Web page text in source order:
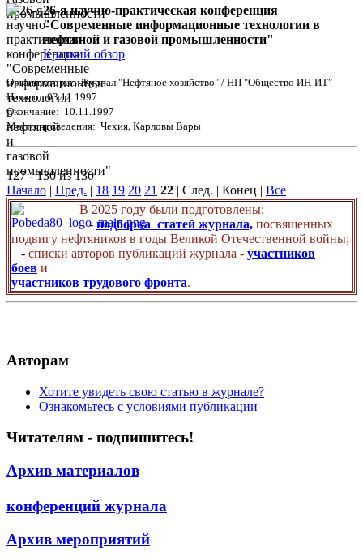
26-я научно-практическая конференция
"Современные информационные технологии в
нефтяной и газовой промышленности"
Краткий обзор
Организаторы: Журнал "Нефтяное хозяйство" / НП "Общество ИН-ИТ"
Начало: 03.11.1997
Окончание: 10.11.1997
Место проведения: Чехия, Карловы Вары
127 - 130 из 130
Начало | Пред. | 18 19 20 21 22 | След. | Конец | Все
В 2025 году были подготовлены:
- подборка статей журнала, посвященных
подвигу нефтяников в годы Великой Отечественной войны;
- списки авторов публикаций журнала - участников
боев и
участников трудового фронта.
Авторам
Хотите увидеть свою статью в журнале?
Ознакомьтесь с условиями публикации
Читателям - подпишитесь!
Архив материалов
конференций журнала
Архив мероприятий